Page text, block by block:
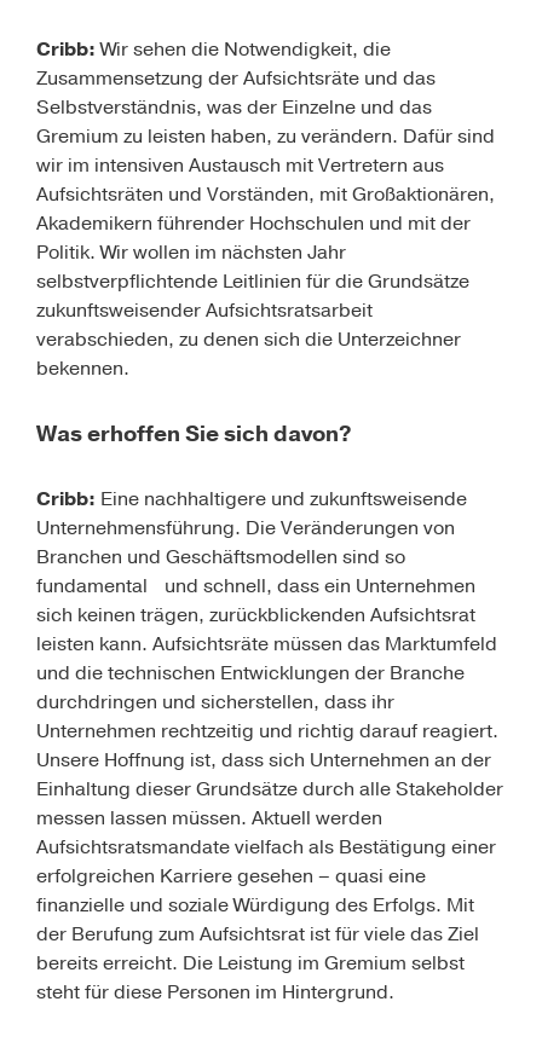
Cribb:Wir sehen die Notwendigkeit, die
Zusammensetzung der Aufsichtsräte und das
Selbstverständnis, was der Einzelne und das
Gremium zu leisten haben, zu verändern. Dafür sind
wir im intensiven Austausch mit Vertretern aus
Aufsichtsräten und Vorständen, mit Großaktionären,
Akademikern führender Hochschulen und mit der
Politik. Wir wollen im nächsten Jahr
selbstverpflichtende Leitlinien für die Grund­sätze
zukunftsweisender Aufsichtsratsarbeit
verabschieden, zu denen sich die Unterzeichner
bekennen.
Was erhoffen Sie sich davon?
Cribb: Eine nachhaltigere und zukunftsweisende
Unternehmensführung. Die Veränderungen von
Branchen und Geschäftsmodellen sind so
fundamental und schnell, dass ein Unternehmen
sich keinen trägen, zurückblickenden Aufsichtsrat
leisten kann. Auf­sichtsräte müssen das Marktumfeld
und die technischen Entwicklungen der Branche
durchdringen und sicherstellen, dass ihr
Unternehmen rechtzeitig und richtig darauf reagiert.
Unsere Hoffnung ist, dass sich Unternehmen an der
Einhaltung dieser Grundsätze durch alle Stakeholder
messen lassen müssen. Aktuell werden
Aufsichtsratsmandate vielfach als Bestätigung einer
erfolgreichen Karriere gesehen – ­quasi eine
finanzielle und soziale Würdigung des Erfolgs. Mit
der Berufung zum Aufsichtsrat ist für viele das Ziel
bereits erreicht. Die Leistung im Gremium selbst
steht für diese Personen im Hintergrund.